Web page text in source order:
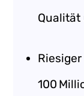
Qualität
100